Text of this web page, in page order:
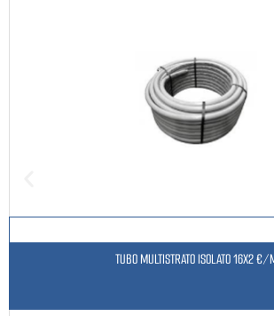
TUBO MULTISTRATO ISOLATO 16X2 €/